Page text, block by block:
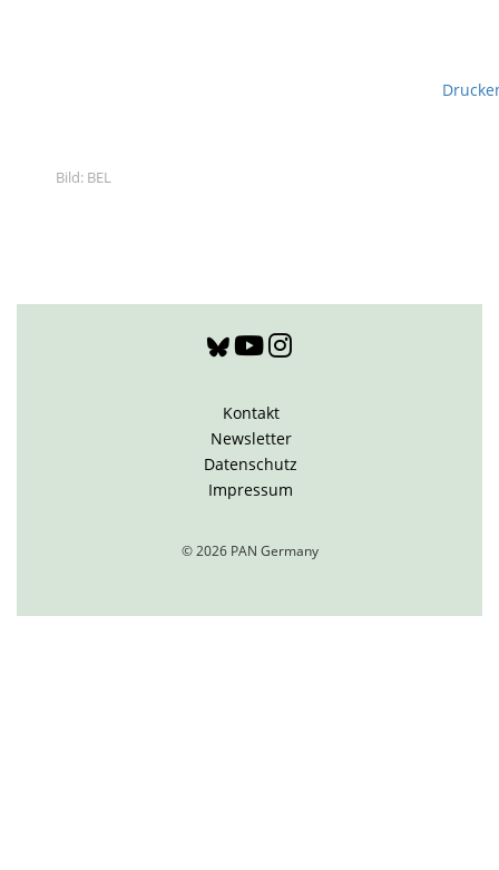
Bild: BEL
Kontakt
Newsletter
Datenschutz
Impressum
© 2026 PAN Germany